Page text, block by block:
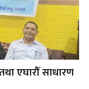
एघारौँ साधारण